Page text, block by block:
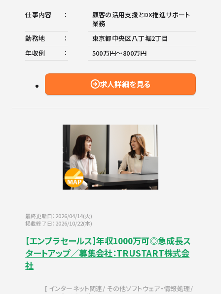
仕事内容
顧客の活用支援とDX推進サポート
業務
勤務地
東京都中央区八丁堀2丁目
年収例
500万円〜800万円
求人詳細を見る
最終更新日：2026/04/14(火)
掲載終了日：2026/10/22(木)
【エンプラセールス】年収1000万可◎急成長ス
タートアップ／募集会社：TRUSTART株式会
社
インターネット関連 その他ソフトウェア・情報処理